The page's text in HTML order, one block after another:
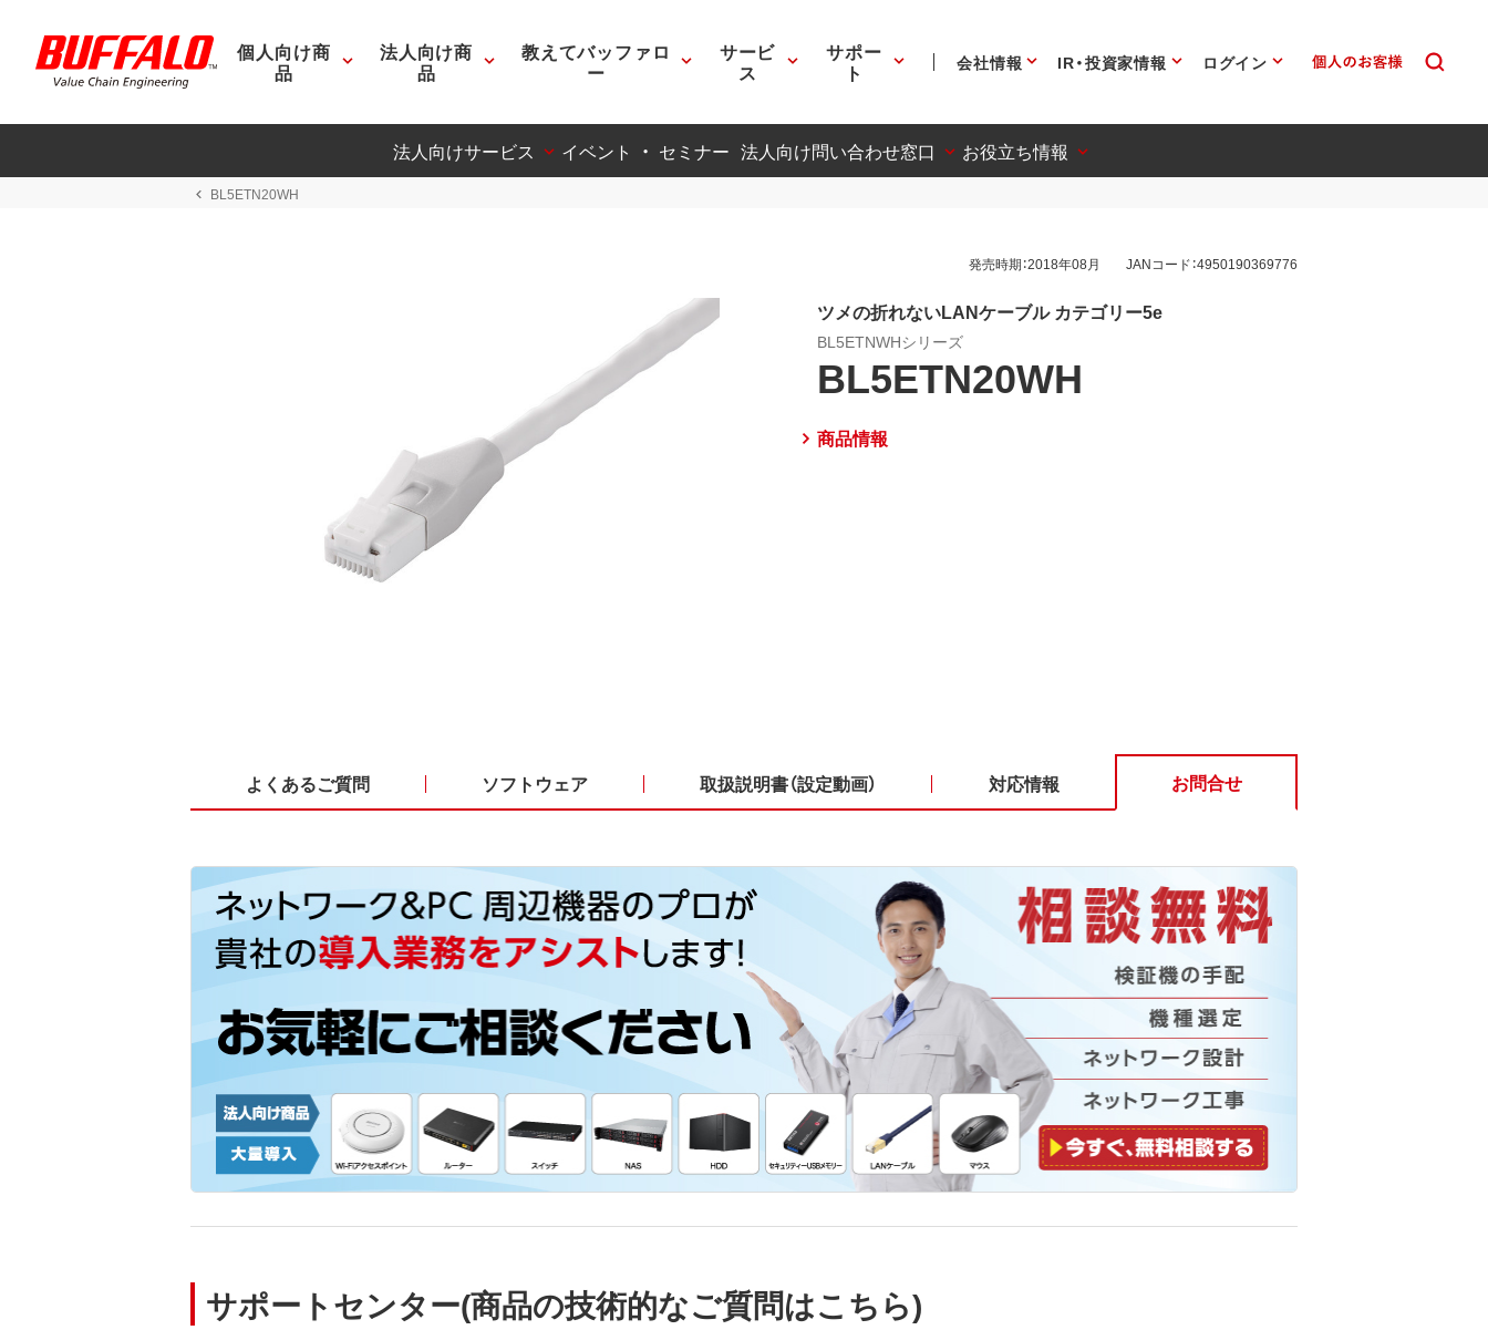
個人向け商
品
法人向け商
品
教えてバッファロ
ー
サービ
ス
サポー
ト 会社情報 IR・投資家情報 ログイン
法人向けサービス イベント ・ セミナー 法人向け問い合わせ窓口 お役立ち情報
BL5ETN20WH
発売時期：2018年08月 JANコード：4950190369776
ツメの折れないLANケーブル カテゴリー5e
BL5ETNWHシリーズ
BL5ETN20WH
商品情報
よくあるご質問 ソフトウェア 取扱説明書（設定動画） 対応情報 お問合せ
サポートセンター(商品の技術的なご質問はこちら)